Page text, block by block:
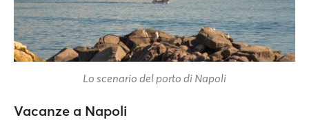
Lo scenario del porto di Napoli
Vacanze a Napoli